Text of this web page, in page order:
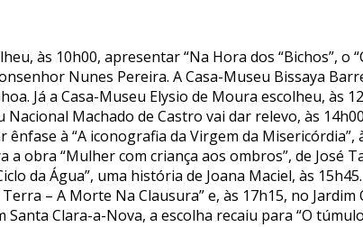
às 10h00, apresentar “Na Hora dos “Bichos”, o
Nunes Pereira. A Casa-Museu Bissaya
Já a Casa-Museu Elysio de Moura escolheu, às
Nacional Machado de Castro vai dar relevo, às
à “A iconografia da Virgem da Misericórdia”,
obra “Mulher com criança aos ombros”, de José
da Água”, uma história de Joana Maciel, às
– A Morte Na Clausura” e, às 17h15, no
Santa Clara-a-Nova, a escolha recaiu para “O